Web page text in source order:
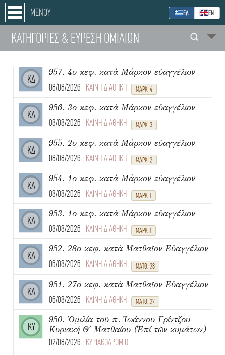
ΜΕΝΟΥ ΕΛ ΕΝ
ΚΑΤΗΓΟΡΙΕΣ & ΕΥΡΕΣΗ ΟΜΙΛΙΩΝ
ΚΔ
957. 4ο κεφ. κατὰ Μάρκον εὐαγγέλιον
08/08/2026 ΚΑΙΝΗ ΔΙΑΘΗΚΗ ΜΑΡΚ. 4
ΚΔ
956. 3ο κεφ. κατὰ Μάρκον εὐαγγέλιον
08/08/2026 ΚΑΙΝΗ ΔΙΑΘΗΚΗ ΜΑΡΚ. 3
ΚΔ
955. 2ο κεφ. κατὰ Μάρκον εὐαγγέλιον
08/08/2026 ΚΑΙΝΗ ΔΙΑΘΗΚΗ ΜΑΡΚ. 2
ΚΔ
954. 1ο κεφ. κατὰ Μάρκον εὐαγγέλιον
08/08/2026 ΚΑΙΝΗ ΔΙΑΘΗΚΗ ΜΑΡΚ. 1
ΚΔ
953. 1ο κεφ. κατὰ Μάρκον εὐαγγέλιον
08/08/2026 ΚΑΙΝΗ ΔΙΑΘΗΚΗ ΜΑΡΚ. 1
ΚΔ
952. 28ο κεφ. κατὰ Ματθαῖον Εὐαγγέλιον
06/08/2026 ΚΑΙΝΗ ΔΙΑΘΗΚΗ ΜΑΤΘ. 28
ΚΔ
951. 27ο κεφ. κατὰ Ματθαῖον Εὐαγγέλιον
06/08/2026 ΚΑΙΝΗ ΔΙΑΘΗΚΗ ΜΑΤΘ. 27
ΚΥ
950. Ὁμιλία τοῦ π. Ἰωάννου Γρίντζου
Κυριακή Θ΄ Ματθαίου (Ἐπί τῶν κυμάτων)
02/08/2026 ΚΥΡΙΑΚΟΔΡΟΜΙΟ